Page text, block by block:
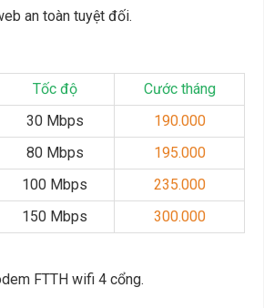
an toàn tuyệt đối.
Tốc độ
Cước tháng
30 Mbps
190.000
80 Mbps
195.000
100 Mbps
235.000
150 Mbps 300.000
FTTH wifi 4 cổng.